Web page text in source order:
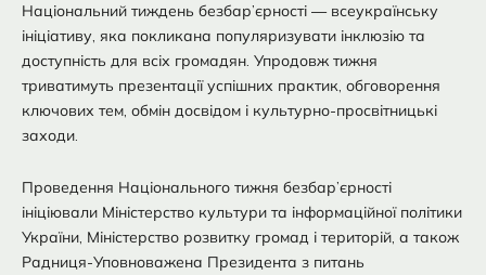
Національний тиждень безбар’єрності — всеукраїнську
ініціативу, яка покликана популяризувати інклюзію та
доступність для всіх громадян. Упродовж тижня
триватимуть презентації успішних практик, обговорення
ключових тем, обмін досвідом і культурно-просвітницькі
заходи.
Проведення Національного тижня безбар’єрності
ініціювали Міністерство культури та інформаційної політики
України, Міністерство розвитку громад і територій, а також
Радниця-Уповноважена Президента з питань